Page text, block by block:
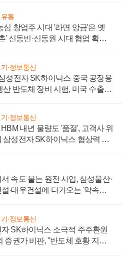
통
심 창업주 시대 '라면 앙금'은 옛
' 신동빈·신동원 시대 협업 확대
·정보통신
성전자 SK하이닉스 중국 공장용
산 반도체 장비 시험, 미국 수출통
·정보통신
내년 물량도 '품절', 고객사 위
삼성전자 SK하이닉스 협상력 더
속도 붙는 원전 사업, 삼성물산·
·대우건설에 다가오는 '약속의
·정보통신
SK하이닉스 소극적 주주환원
증권가 비판, "반도체 호황 지속